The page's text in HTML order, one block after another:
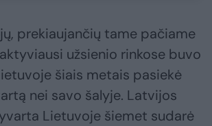
prekiaujančių tame pačiame
užsienio rinkose buvo
šiais metais pasiekė
nei savo šalyje. Latvijos
Lietuvoje šiemet sudarė